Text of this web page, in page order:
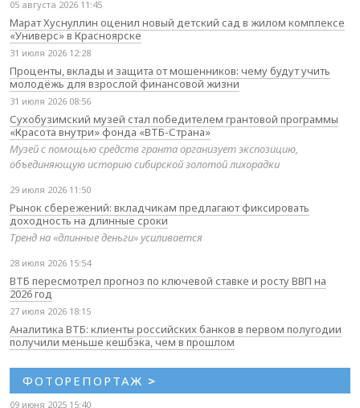
05 августа 2026 11:45
Марат Хуснуллин оценил новый детский сад в жилом комплексе
«Универс» в Красноярске
31 июля 2026 12:28
Проценты, вклады и защита от мошенников: чему будут учить
молодёжь для взрослой финансовой жизни
31 июля 2026 08:56
Сухобузимский музей стал победителем грантовой программы
«Красота внутри» фонда «ВТБ-Страна»
Музей с помощью средств гранта организует экспозицию,
объединяющую историю сибирской золотой лихорадки
29 июля 2026 11:50
Рынок сбережений: вкладчикам предлагают фиксировать
доходность на длинные сроки
Тренд на «длинные деньги» усиливается
28 июля 2026 15:54
ВТБ пересмотрел прогноз по ключевой ставке и росту ВВП на
2026 год
27 июля 2026 18:15
Аналитика ВТБ: клиенты российских банков в первом полугодии
получили меньше кешбэка, чем в прошлом
ФОТОРЕПОРТАЖ >
09 июня 2025 15:40